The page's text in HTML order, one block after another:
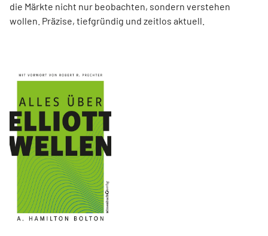
die Märkte nicht nur beobachten, sondern verstehen
wollen. Präzise, tiefgründig und zeitlos aktuell.